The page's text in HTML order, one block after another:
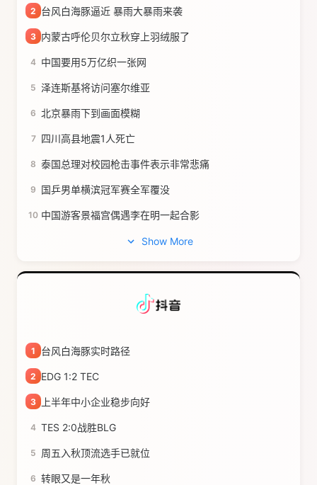
2 台风白海豚逼近 暴雨大暴雨来袭
3 内蒙古呼伦贝尔立秋穿上羽绒服了
4 中国要用5万亿织一张网
5 泽连斯基将访问塞尔维亚
6 北京暴雨下到画面模糊
7 四川高县地震1人死亡
8 泰国总理对校园枪击事件表示非常悲痛
9 国乒男单横滨冠军赛全军覆没
10 中国游客景福宫偶遇李在明一起合影
Show More
1 台风白海豚实时路径
2 EDG 1:2 TEC
3 上半年中小企业稳步向好
4 TES 2:0战胜BLG
5 周五入秋顶流选手已就位
6 转眼又是一年秋